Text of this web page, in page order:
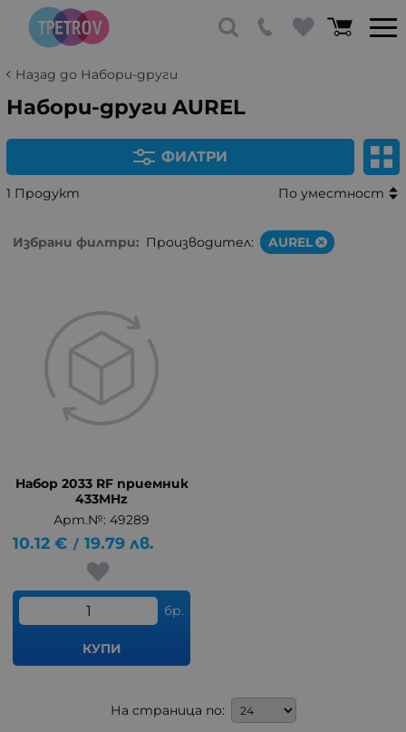
Назад до Набори-други
Набори-други AUREL
ФИЛТРИ
1 Продукт По уместност
Избрани филтри: Производител: AUREL
Набор 2033 RF приемник
433MHz
Арт.№: 49289
10.12 € / 19.79 лв.
бр.
КУПИ
На страница по: